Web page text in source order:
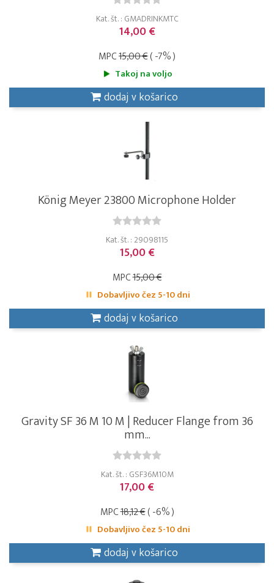
Kat. št. : GMADRINKMTC
14,00 €
MPC15,00 €( -7% )
Takoj na voljo
dodaj v košarico
König Meyer 23800 Microphone Holder
Kat. št. : 29098115
15,00 €
MPC15,00 €
Dobavljivo čez 5-10 dni
dodaj v košarico
Gravity SF 36 M 10 M | Reducer Flange from 36
mm...
Kat. št. : GSF36M10M
17,00 €
MPC18,12 €( -6% )
Dobavljivo čez 5-10 dni
dodaj v košarico